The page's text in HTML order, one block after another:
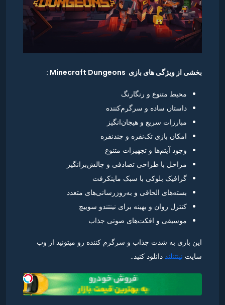
بخشی از ویژگی های بازی Minecraft Dungeons :
محیط متنوع و رنگارنگ
داستان ساده و سرگرم‌کننده
مبارزات سریع و هیجان‌انگیز
امکان بازی تک‌نفره و چندنفره
وجود آیتم‌ها و تجهیزات متنوع
مراحل با طراحی تصادفی و چالش‌برانگیز
گرافیک بلوکی با سبک ماینکرفت
بسته‌های الحاقی و به‌روزرسانی‌های متعدد
کنترل روان و بهینه برای نینتندو سوییچ
موسیقی و افکت‌های صوتی جذاب
این بازی به شدت جذاب و سرگرم کننده رو میتونید از وب
سایت نینتنلند دانلود کنید..